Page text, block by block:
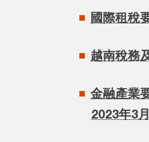
國際租稅
越南稅務
金融產業
2023年3月